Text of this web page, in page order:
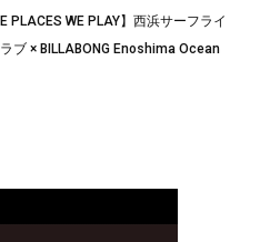
PLACES WE PLAY】西浜サーフライ
ブ × BILLABONG Enoshima Ocean